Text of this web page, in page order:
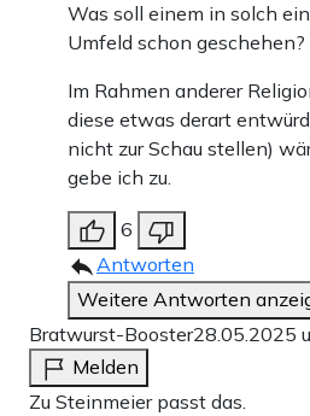
Was soll einem in solch
Umfeld schon geschehen?
Im Rahmen anderer
diese etwas derart
nicht zur Schau stellen)
gebe ich zu.
6
Antworten
Weitere Antworten
Bratwurst-Booster28.05.2025
Melden
Zu Steinmeier passt das.